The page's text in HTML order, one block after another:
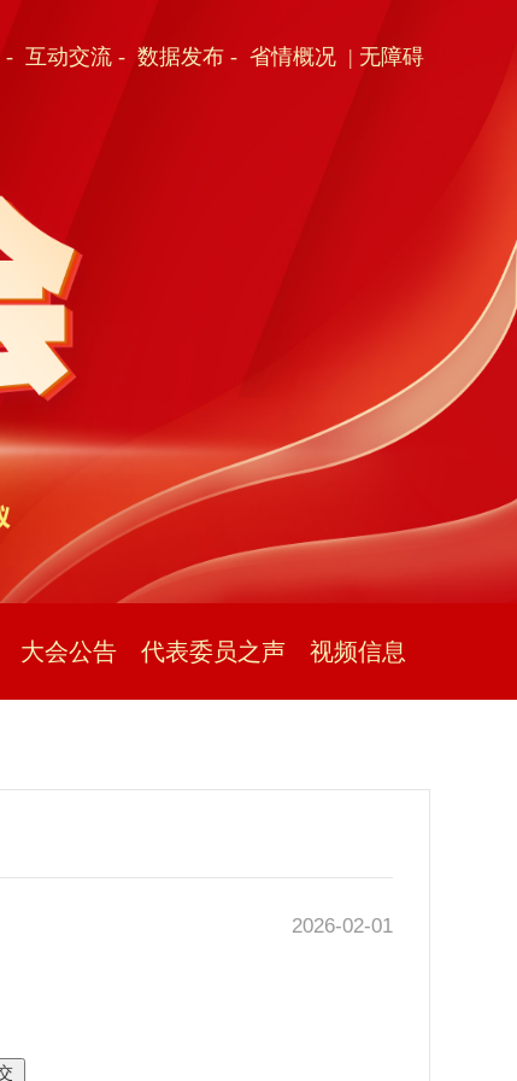
- 互动交流 - 数据发布 - 省情概况 | 无障碍
大会公告 代表委员之声 视频信息
2026-02-01